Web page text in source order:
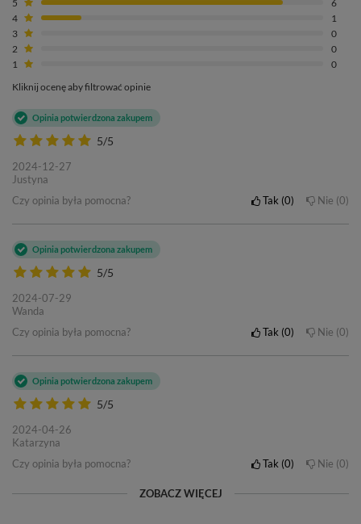
4
1
3
0
2
0
1
0
Kliknij ocenę aby filtrować opinie
5/5
Opinia potwierdzona zakupem
2024-12-27
Justyna
Czy opinia była pomocna?
Tak 0 Nie 0
5/5
Opinia potwierdzona zakupem
2024-07-29
Wanda
Czy opinia była pomocna?
Tak 0 Nie 0
5/5
Opinia potwierdzona zakupem
2024-04-26
Katarzyna
Czy opinia była pomocna?
Tak 0 Nie 0
ZOBACZ WIĘCEJ